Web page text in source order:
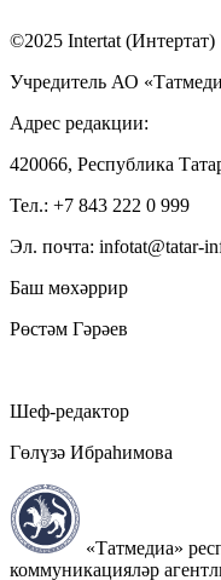
©2025 Intertat (Интертат)
Учредитель АО
Адрес редакции:
420066, Республика
Тел.: +7 843 222 0 999
Эл. почта: infotat@tatar-
Баш мөхәррир
Рөстәм Гәрәев
Шеф-редактор
Гөлүзә Ибраһимова
«Татмедиа»
коммуникацияләр